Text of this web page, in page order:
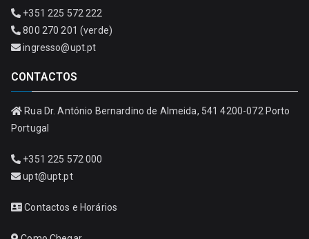
+351 225 572 222
800 270 201 (verde)
ingresso@upt.pt
CONTACTOS
Rua Dr. António Bernardino de Almeida, 541 4200-072 Porto
Portugal
+351 225 572 000
upt@upt.pt
Contactos e Horários